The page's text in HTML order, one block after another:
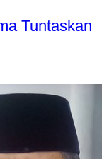
Tuntaskan